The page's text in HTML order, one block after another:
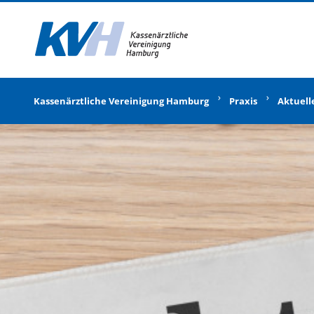
Kassenärztliche Vereinigung Hamburg Praxis